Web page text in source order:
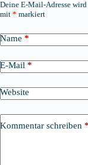
Deine E-Mail-Adresse
mit * markiert
Name *
E-Mail *
Website
Kommentar schreiben *